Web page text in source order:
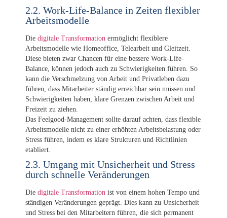
2.2. Work-Life-Balance in Zeiten flexibler
Arbeitsmodelle
Die digitale Transformation ermöglicht flexiblere
Arbeitsmodelle wie Homeoffice, Telearbeit und Gleitzeit.
Diese bieten zwar Chancen für eine bessere Work-Life-
Balance, können jedoch auch zu Schwierigkeiten führen. So
kann die Verschmelzung von Arbeit und Privatleben dazu
führen, dass Mitarbeiter ständig erreichbar sein müssen und
Schwierigkeiten haben, klare Grenzen zwischen Arbeit und
Freizeit zu ziehen.
Das Feelgood-Management sollte darauf achten, dass flexible
Arbeitsmodelle nicht zu einer erhöhten Arbeitsbelastung oder
Stress führen, indem es klare Strukturen und Richtlinien
etabliert.
2.3. Umgang mit Unsicherheit und Stress
durch schnelle Veränderungen
Die digitale Transformation ist von einem hohen Tempo und
ständigen Veränderungen geprägt. Dies kann zu Unsicherheit
und Stress bei den Mitarbeitern führen, die sich permanent